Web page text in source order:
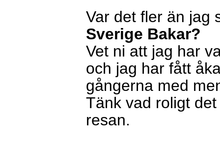
Var det fler än jag
Sverige Bakar?
Vet ni att jag har
och jag har fått
gångerna med
Tänk vad roligt
resan.